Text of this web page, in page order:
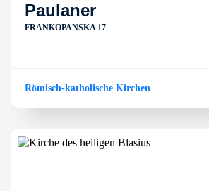
Paulaner
FRANKOPANSKA 17
Römisch-katholische Kirchen